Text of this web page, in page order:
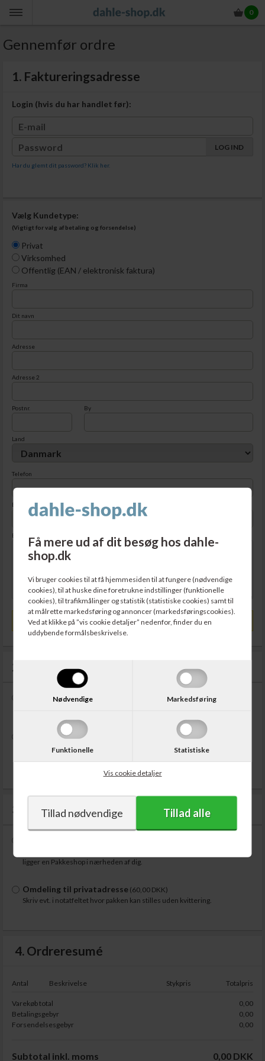
Få mere ud af dit besøg hos dahle-
shop.dk
Vi bruger cookies til at få hjemmesiden til at fungere (nødvendige
cookies), til at huske dine foretrukne indstillinger (funktionelle
cookies), til trafikmålinger og statistik (statistiske cookies) samt til
at målrette markedsføring og annoncer (markedsføringscookies).
Ved at klikke på ”vis cookie detaljer” nedenfor, finder du en
uddybende formålsbeskrivelse.
Nødvendige Markedsføring
Funktionelle Statistiske
Vis cookie detaljer
0
Gennemfør ordre
1. Faktureringsadresse
Login (hvis du har handlet før):
Har du glemt dit password? Klik her.
Vælg Kundetype:
(Vigtigt for valg af betaling og forsendelse)
Privat
Virksomhed
Offentlig (EAN / elektronisk faktura)
Firma
Dit navn
Adresse
Adresse 2
Postnr. By
Land
Telefon
E-mail
Besked vedr. bestilling
Leveret til en anden adresse
2. Betalingsmetode
MobilePay(0,00 DKK)
Bemærk: beløbsmodtager er CABI.dk
3. Forsendelsesmetode
ligger en Pakkeshop i nærheden af dig.
Omdeling til privatadresse (60,00 DKK)
Skriv evt. i notatfeltet hvor pakken kan stilles uden kvittering.
4. Ordreresumé
Antal Beskrivelse Stykpris Totalpris
Varekøb total
0,00
Betalingsgebyr
0,00
Forsendelsesgebyr
0,00
Subtotal inkl. moms 0,00 DKK